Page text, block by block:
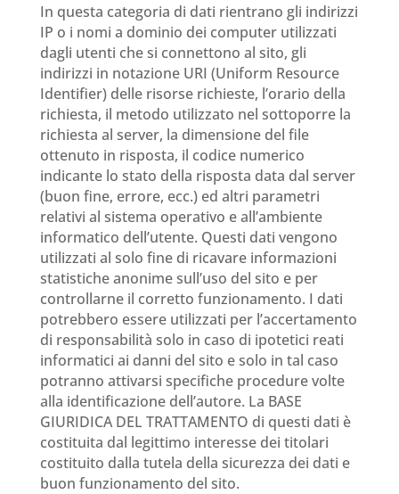
In questa categoria di dati rientrano gli indirizzi
IP o i nomi a dominio dei computer utilizzati
dagli utenti che si connettono al sito, gli
indirizzi in notazione URI (Uniform Resource
Identifier) delle risorse richieste, l’orario della
richiesta, il metodo utilizzato nel sottoporre la
richiesta al server, la dimensione del file
ottenuto in risposta, il codice numerico
indicante lo stato della risposta data dal server
(buon fine, errore, ecc.) ed altri parametri
relativi al sistema operativo e all’ambiente
informatico dell’utente. Questi dati vengono
utilizzati al solo fine di ricavare informazioni
statistiche anonime sull’uso del sito e per
controllarne il corretto funzionamento. I dati
potrebbero essere utilizzati per l’accertamento
di responsabilità solo in caso di ipotetici reati
informatici ai danni del sito e solo in tal caso
potranno attivarsi specifiche procedure volte
alla identificazione dell’autore. La BASE
GIURIDICA DEL TRATTAMENTO di questi dati è
costituita dal legittimo interesse dei titolari
costituito dalla tutela della sicurezza dei dati e
buon funzionamento del sito.